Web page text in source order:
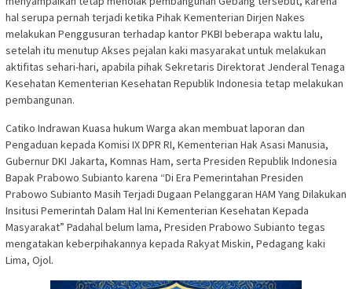
hal serupa pernah terjadi ketika Pihak Kementerian Dirjen Nakes
melakukan Penggusuran terhadap kantor PKBI beberapa waktu lalu,
setelah itu menutup Akses pejalan kaki masyarakat untuk melakukan
aktifitas sehari-hari, apabila pihak Sekretaris Direktorat Jenderal Tenaga
Kesehatan Kementerian Kesehatan Republik Indonesia tetap melakukan
pembangunan.
Catiko Indrawan Kuasa hukum Warga akan membuat laporan dan
Pengaduan kepada Komisi IX DPR RI, Kementerian Hak Asasi Manusia,
Gubernur DKI Jakarta, Komnas Ham, serta Presiden Republik Indonesia
Bapak Prabowo Subianto karena “Di Era Pemerintahan Presiden
Prabowo Subianto Masih Terjadi Dugaan Pelanggaran HAM Yang Dilakukan
Insitusi Pemerintah Dalam Hal Ini Kementerian Kesehatan Kepada
Masyarakat” Padahal belum lama, Presiden Prabowo Subianto tegas
mengatakan keberpihakannya kepada Rakyat Miskin, Pedagang kaki
Lima, Ojol.